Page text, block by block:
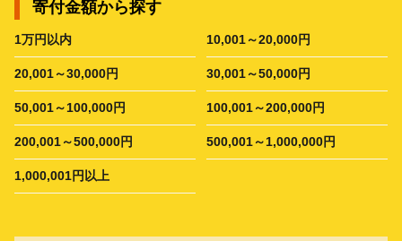
寄付金額から探す
1万円以内 10,001～20,000円
20,001～30,000円 30,001～50,000円
50,001～100,000円 100,001～200,000円
200,001～500,000円 500,001～1,000,000円
1,000,001円以上